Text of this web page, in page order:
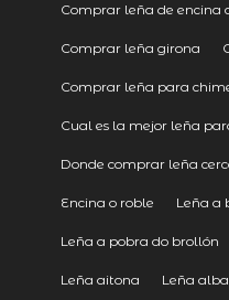
Comprar leña de encina
Comprar leña girona
Comprar leña para
Cual es la mejor leña
Donde comprar leña
Encina o roble Leña a
Leña a pobra do brollón
Leña aitona Leña